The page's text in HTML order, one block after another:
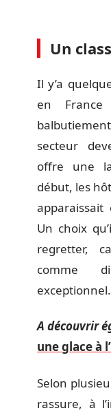
Un
Il y’a
en France
secteur
offre une
début, les
Un choix
regretter,
comme
exceptionnel.
A découvrir
une glace à
Selon
rassure, à